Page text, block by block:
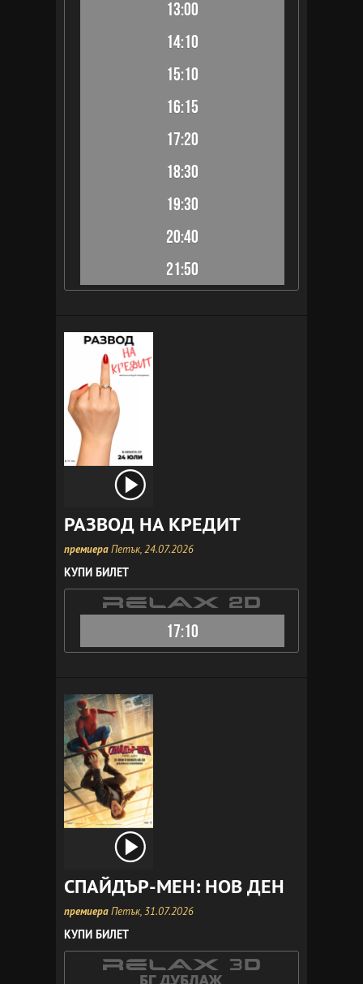
13:00
14:10
15:10
16:15
17:20
18:30
19:30
20:40
21:50
РАЗВОД НА КРЕДИТ
премиераПетък, 24.07.2026
КУПИ БИЛЕТ
17:10
СПАЙДЪР-МЕН: НОВ ДЕН
премиераПетък, 31.07.2026
КУПИ БИЛЕТ